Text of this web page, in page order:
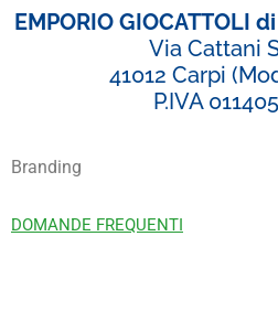
EMPORIO GIOCATTOLI
Via Cattani
41012 Carpi
P.IVA
Branding
DOMANDE FREQUENTI